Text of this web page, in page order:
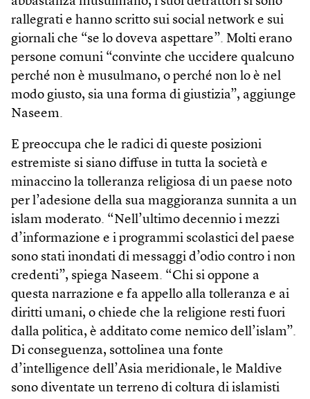
rallegrati e hanno scritto sui social network e sui
giornali che “se lo doveva aspettare”. Molti erano
persone comuni “convinte che uccidere qualcuno
perché non è musulmano, o perché non lo è nel
modo giusto, sia una forma di giustizia”, aggiunge
Naseem.
E preoccupa che le radici di queste posizioni
estremiste si siano diffuse in tutta la società e
minaccino la tolleranza religiosa di un paese noto
per l’adesione della sua maggioranza sunnita a un
islam moderato. “Nell’ultimo decennio i mezzi
d’informazione e i programmi scolastici del paese
sono stati inondati di messaggi d’odio contro i non
credenti”, spiega Naseem. “Chi si oppone a
questa narrazione e fa appello alla tolleranza e ai
diritti umani, o chiede che la religione resti fuori
dalla politica, è additato come nemico dell’islam”.
Di conseguenza, sottolinea una fonte
d’intelligence dell’Asia meridionale, le Maldive
sono diventate un terreno di coltura di islamisti